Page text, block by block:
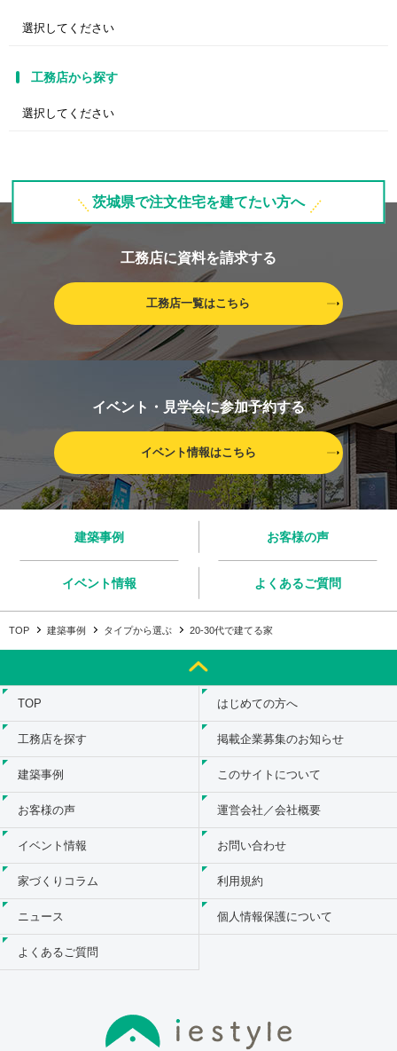
工務店から探す
茨城県で注文住宅を建てたい方へ
工務店に資料を請求する
工務店一覧はこちら
イベント・見学会に参加予約する
イベント情報はこちら
建築事例 お客様の声
イベント情報 よくあるご質問
TOP 建築事例 タイプから選ぶ 20-30代で建てる家
TOP
工務店を探す
建築事例
お客様の声
イベント情報
家づくりコラム
ニュース
よくあるご質問
はじめての方へ
掲載企業募集のお知らせ
このサイトについて
運営会社／会社概要
お問い合わせ
利用規約
個人情報保護について